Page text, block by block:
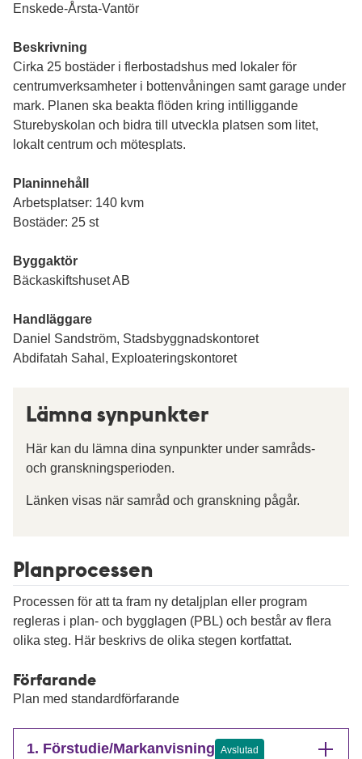
Enskede-Årsta-Vantör
Beskrivning
Cirka 25 bostäder i flerbostadshus med lokaler för
centrumverksamheter i bottenvåningen samt garage under
mark. Planen ska beakta flöden kring intilliggande
Sturebyskolan och bidra till utveckla platsen som litet,
lokalt centrum och mötesplats.
Planinnehåll
Arbetsplatser: 140 kvm
Bostäder: 25 st
Byggaktör
Bäckaskiftshuset AB
Handläggare
Daniel Sandström, Stadsbyggnadskontoret
Abdifatah Sahal, Exploateringskontoret
Lämna synpunkter
Här kan du lämna dina synpunkter under samråds-
och granskningsperioden.
Länken visas när samråd och granskning pågår.
Planprocessen
Processen för att ta fram ny detaljplan eller program
regleras i plan- och bygglagen (PBL) och består av flera
olika steg. Här beskrivs de olika stegen kortfattat.
Förfarande
Plan med standardförfarande
1. Förstudie/Markanvisning Avslutad